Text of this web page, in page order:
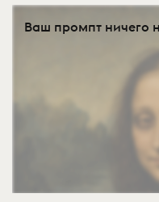
Ваш промпт ничего